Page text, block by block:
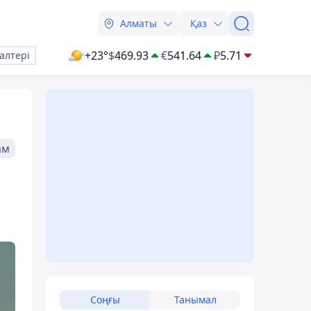
Алматы Қаз
+23°$469.93 €541.64 ₽5.71
Соңғы Танымал